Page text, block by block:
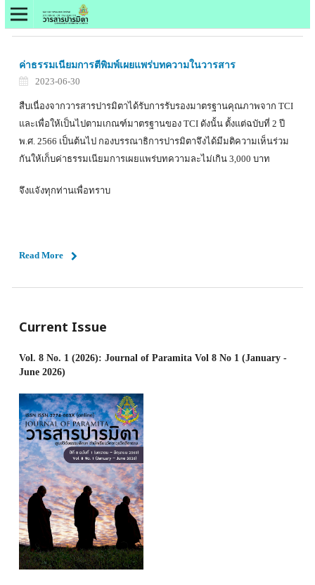
ค่าธรรมเนียมการตีพิมพ์เผยแพร่บทความในวารสาร
2023-06-30
สืบเนื่องจากวารสารปารมิตาได้รับการรับรองมาตรฐานคุณภาพจาก TCI
และเพื่อให้เป็นไปตามเกณฑ์มาตรฐานของ TCI ดังนั้น ตั้งแต่ฉบับที่ 2 ปี
พ.ศ. 2566 เป็นต้นไป กองบรรณาธิการปารมิตาจึงได้มีมติความเห็นร่วม
กันให้เก็บค่าธรรมเนียมการเผยแพร่บทความละไม่เกิน 3,000 บาท
จึงแจังทุกท่านเพื่อทราบ
Read More
Current Issue
Vol. 8 No. 1 (2026): Journal of Paramita Vol 8 No 1 (January -
June 2026)